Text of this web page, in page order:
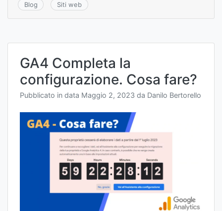
Blog Siti web
GA4 Completa la
configurazione. Cosa fare?
Pubblicato in data Maggio 2, 2023 da Danilo Bertorello